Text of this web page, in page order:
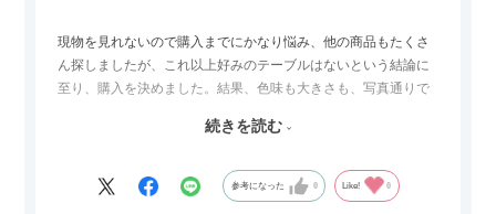
現物を見れないので購入までにかなり悩み、他の商品もたくさ
ん探しましたが、これ以上好みのテーブルはないという結論に
至り、購入を決めました。結果、色味も大きさも、写真通りで
セラミック天板が思った以上に滑りが良く、汚れも拭きやすい
はいけないかもしれません。天板が冷たいので冬にどうなるの
かなというのも気になります。
続きを読む
参考になった 0 Like! 0